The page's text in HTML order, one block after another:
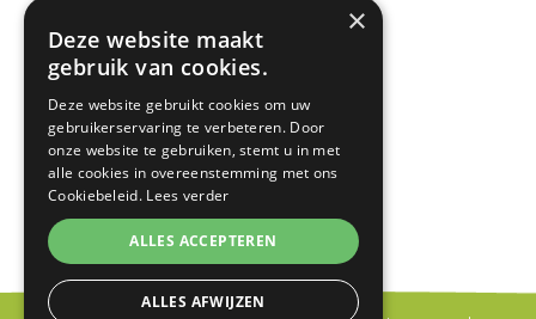
Aanvullende informatie
Openingsuren:
×
Deze website maakt
gebruik van cookies.
Deze website gebruikt cookies om uw
gebruikerservaring te verbeteren. Door
onze website te gebruiken, stemt u in met
alle cookies in overeenstemming met ons
Cookiebeleid. Lees verder
ALLES ACCEPTEREN
ALLES AFWIJZEN